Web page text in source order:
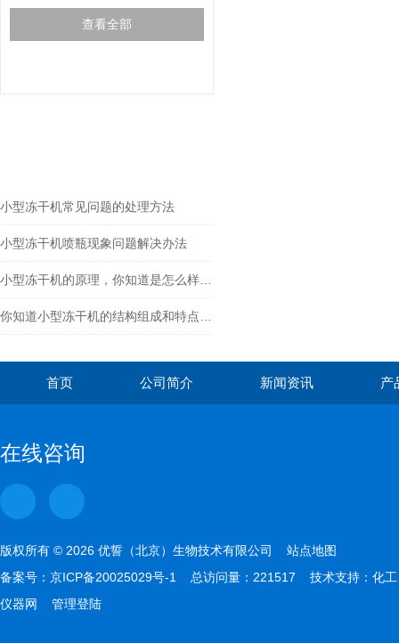
查看全部
小型冻干机常见问题的处理方法
小型冻干机喷瓶现象问题解决办法
首页 公司简介 新闻资讯 产
在线咨询
版权所有 © 2026 优誓（北京）生物技术有限公司 站点地图
备案号： 京ICP备20025029号-1 总访问量：221517 技术支持： 化工
仪器网
管理登陆